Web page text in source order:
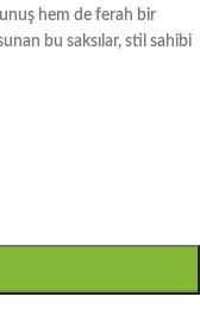
hem de ferah bir
bu saksılar, stil sahibi